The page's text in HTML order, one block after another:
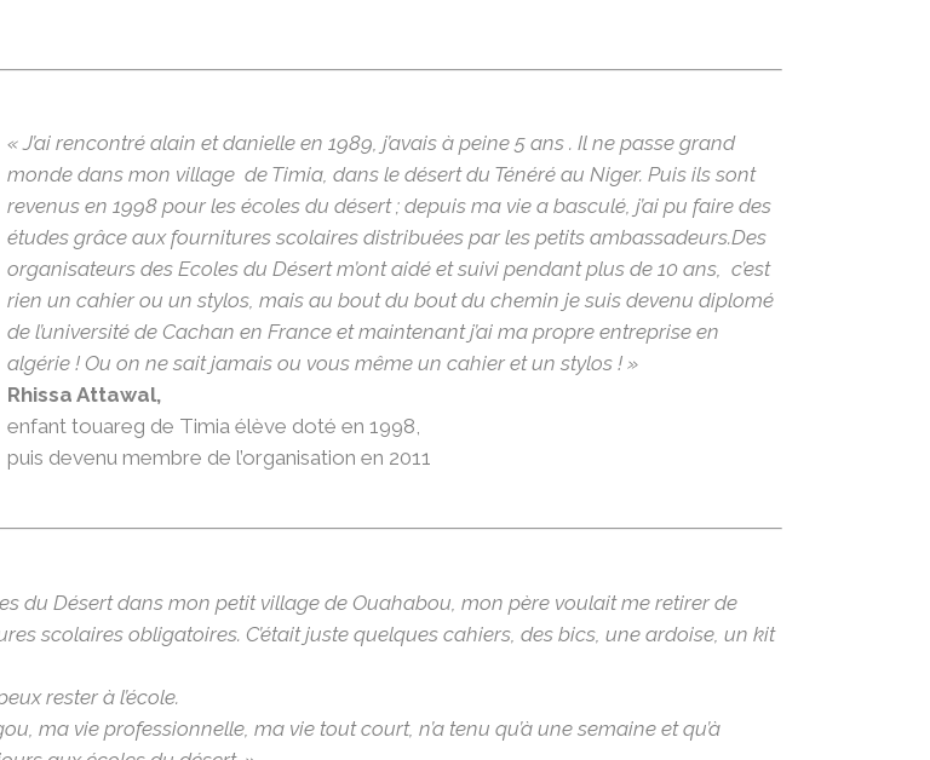
« J’ai rencontré alain et danielle en 1989, j’avais à peine 5 ans . Il ne passe grand
monde dans mon village de Timia, dans le désert du Ténéré au Niger. Puis ils sont
revenus en 1998 pour les écoles du désert ; depuis ma vie a basculé, j’ai pu faire des
études grâce aux fournitures scolaires distribuées par les petits ambassadeurs.Des
organisateurs des Ecoles du Désert m’ont aidé et suivi pendant plus de 10 ans, c’est
rien un cahier ou un stylos, mais au bout du bout du chemin je suis devenu diplomé
de l’université de Cachan en France et maintenant j’ai ma propre entreprise en
algérie ! Ou on ne sait jamais ou vous même un cahier et un stylos ! »
Rhissa Attawal,
enfant touareg de Timia élève doté en 1998,
puis devenu membre de l’organisation en 2011
du Désert dans mon petit village de Ouahabou, mon père voulait me retirer de
scolaires obligatoires. C’était juste quelques cahiers, des bics, une ardoise, un kit
rester à l’école.
ma vie professionnelle, ma vie tout court, n’a tenu qu’à une semaine et qu’à